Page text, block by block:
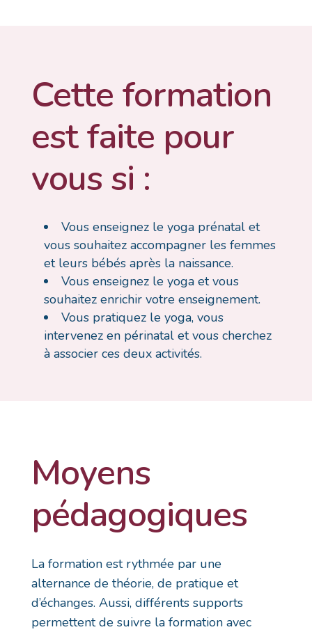
Cette formation
est faite pour
vous si :
Vous enseignez le yoga prénatal et
vous souhaitez accompagner les femmes
et leurs bébés après la naissance.
Vous enseignez le yoga et vous
souhaitez enrichir votre enseignement.
Vous pratiquez le yoga, vous
intervenez en périnatal et vous cherchez
à associer ces deux activités.
Moyens
pédagogiques
La formation est rythmée par une
alternance de théorie, de pratique et
d’échanges. Aussi, différents supports
permettent de suivre la formation avec